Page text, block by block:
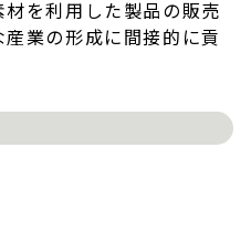
を利用した製品の販売
業の形成に間接的に貢